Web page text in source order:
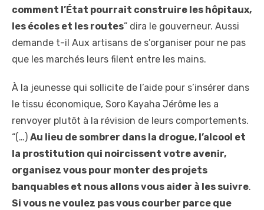
comment l’État pourrait construire les hôpitaux,
les écoles et les routes” dira le gouverneur. Aussi
demande t-il Aux artisans de s’organiser pour ne pas
que les marchés leurs filent entre les mains.
À la jeunesse qui sollicite de l’aide pour s’insérer dans
le tissu économique, Soro Kayaha Jérôme les a
renvoyer plutôt à la révision de leurs comportements.
“(…) Au lieu de sombrer dans la drogue, l’alcool et
la prostitution qui noircissent votre avenir,
organisez vous pour monter des projets
banquables et nous allons vous aider à les suivre.
Si vous ne voulez pas vous courber parce que